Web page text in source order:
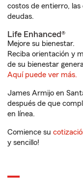
costos de entierro,
deudas.
Life Enhanced®
Mejore su bienestar.
Reciba orientación y
de su bienestar
Aquí puede ver más.
James Armijo en
después de que
en línea.
Comience su
y sencillo!